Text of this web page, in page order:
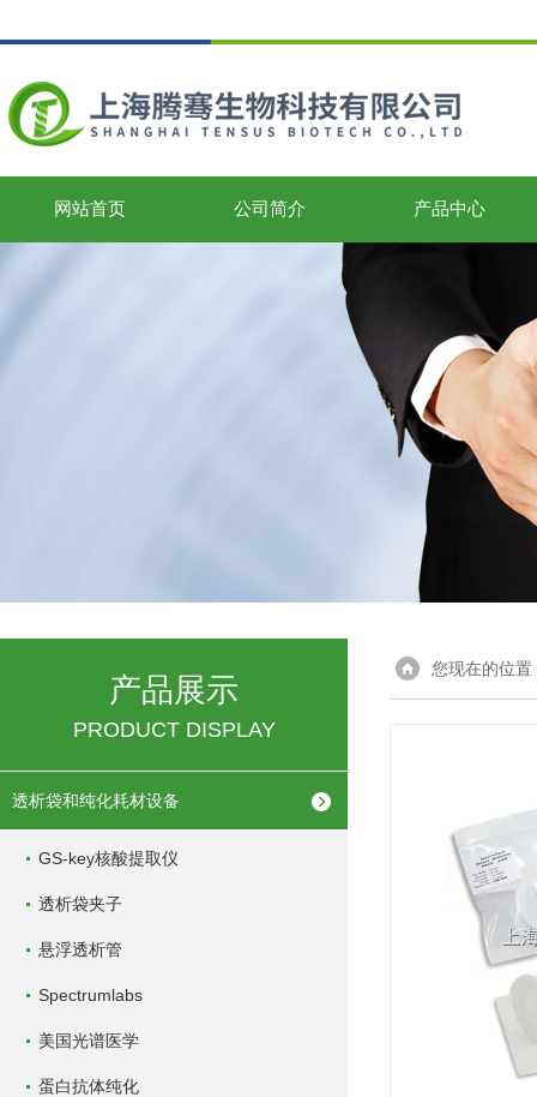
网站首页 公司简介 产品中心
产品展示
PRODUCT DISPLAY
透析袋和纯化耗材设备
GS-key核酸提取仪
透析袋夹子
悬浮透析管
Spectrumlabs
美国光谱医学
蛋白抗体纯化
您现在的位置